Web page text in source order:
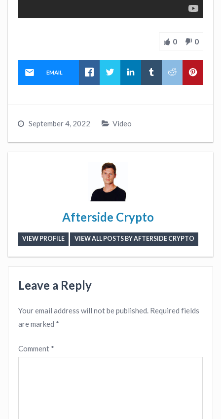
0 0
EMAIL
September 4, 2022 Video
Afterside Crypto
VIEW PROFILE VIEW ALL POSTS BY AFTERSIDE CRYPTO
Leave a Reply
Your email address will not be published. Required fields
are marked *
Comment *